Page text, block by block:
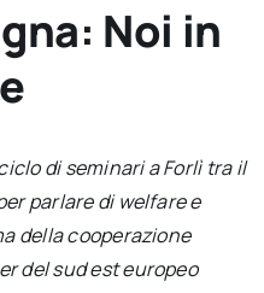
Noi in
di seminari a Forlì tra il
parlare di welfare e
della cooperazione
del sud est europeo